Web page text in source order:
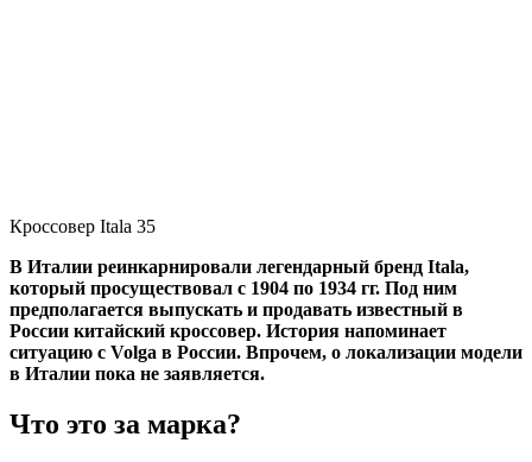
Кроссовер Itala 35
В Италии реинкарнировали легендарный бренд Itala,
который просуществовал с 1904 по 1934 гг. Под ним
предполагается выпускать и продавать известный в
России китайский кроссовер. История напоминает
ситуацию с Volga в России. Впрочем, о локализации модели
в Италии пока не заявляется.
Что это за марка?